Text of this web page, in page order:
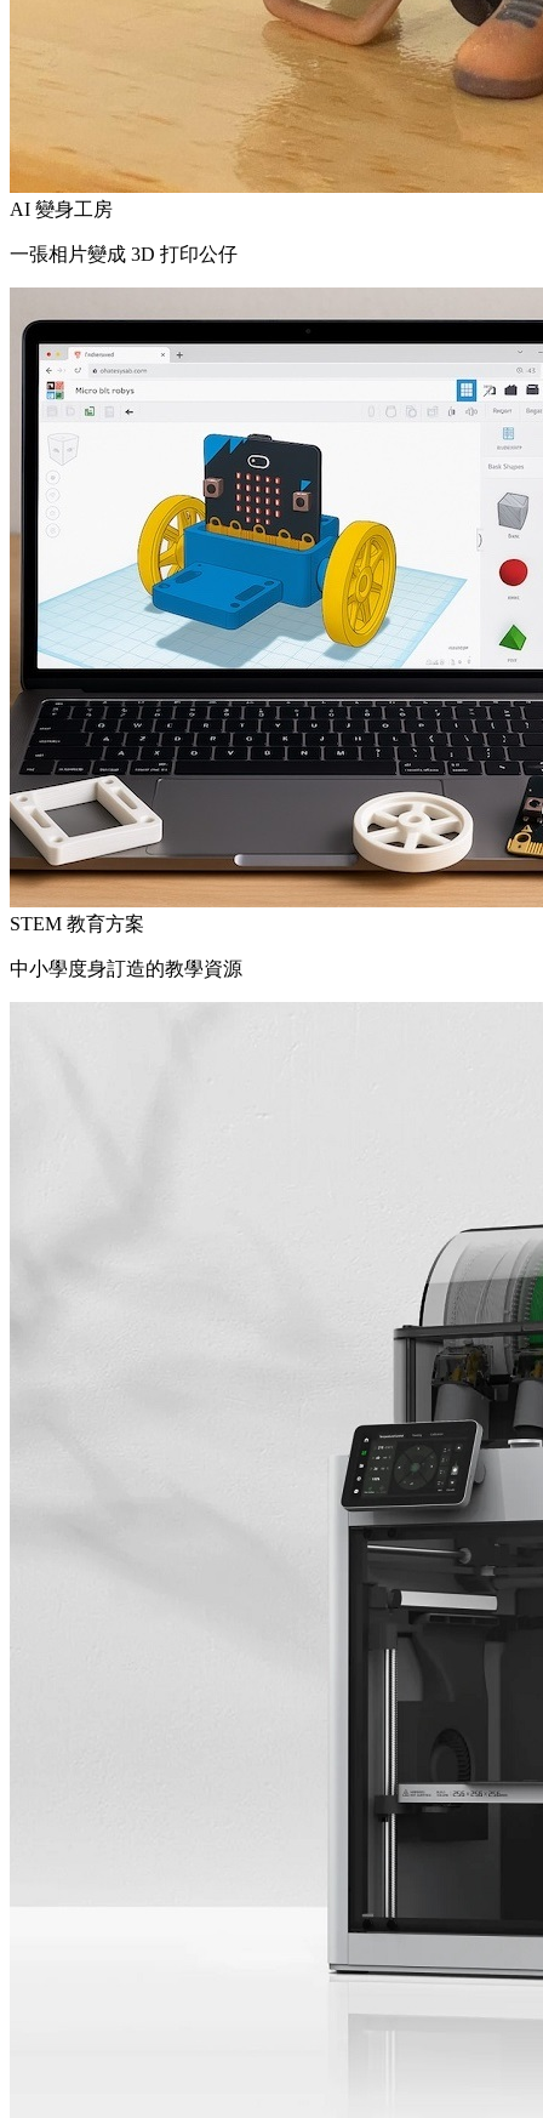
AI 變身工房
一張相片變成 3D 打印公仔
STEM 教育方案
中小學度身訂造的教學資源